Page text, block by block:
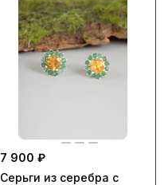
7 900 ₽
Серьги из серебра с